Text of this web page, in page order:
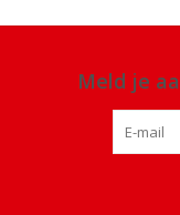
Meld je